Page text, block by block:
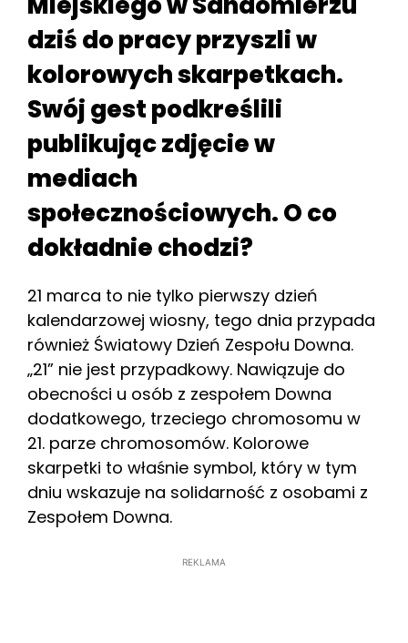
dziś do pracy przyszli w
kolorowych skarpetkach.
Swój gest podkreślili
publikując zdjęcie w
mediach
społecznościowych. O co
dokładnie chodzi?
21 marca to nie tylko pierwszy dzień
kalendarzowej wiosny, tego dnia przypada
również Światowy Dzień Zespołu Downa.
„21” nie jest przypadkowy. Nawiązuje do
obecności u osób z zespołem Downa
dodatkowego, trzeciego chromosomu w
21. parze chromosomów. Kolorowe
skarpetki to właśnie symbol, który w tym
dniu wskazuje na solidarność z osobami z
Zespołem Downa.
REKLAMA